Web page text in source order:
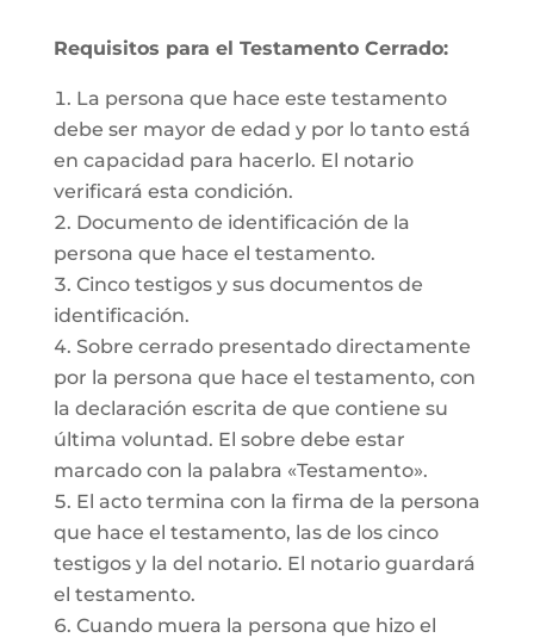
Requisitos para el Testamento Cerrado:
La persona que hace este testamento
debe ser mayor de edad y por lo tanto está
en capacidad para hacerlo. El notario
verificará esta condición.
Documento de identificación de la
persona que hace el testamento.
Cinco testigos y sus documentos de
identificación.
Sobre cerrado presentado directamente
por la persona que hace el testamento, con
la declaración escrita de que contiene su
última voluntad. El sobre debe estar
marcado con la palabra «Testamento».
El acto termina con la firma de la persona
que hace el testamento, las de los cinco
testigos y la del notario. El notario guardará
el testamento.
Cuando muera la persona que hizo el